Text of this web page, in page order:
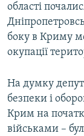
області
боку в Криму
окупації
На думку
безпеки і
Крим на
військами –